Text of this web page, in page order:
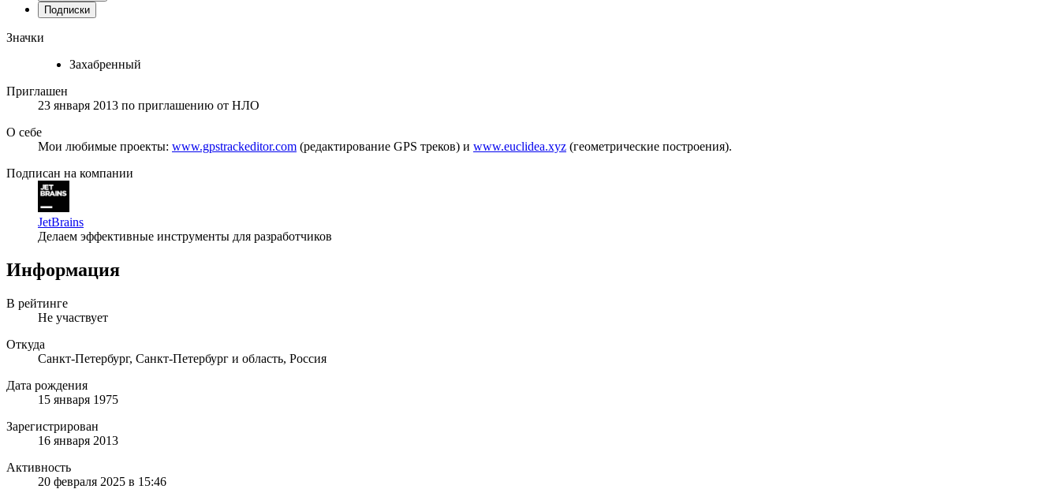
Подписки
Значки
Захабренный
Приглашен
23 января 2013 по приглашению от НЛО
О себе
Мои любимые проекты: www.gpstrackeditor.com (редактирование GPS треков) и www.euclidea.xyz (геометрические построения).
Подписан на компании
JetBrains
Делаем эффективные инструменты для разработчиков
Информация
В рейтинге
Не участвует
Откуда
Санкт-Петербург, Санкт-Петербург и область, Россия
Дата рождения
15 января 1975
Зарегистрирован
16 января 2013
Активность
20 февраля 2025 в 15:46